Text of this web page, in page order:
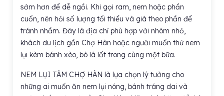
sớm hơn để dễ ngồi. Khi gọi ram, nem hoặc phần
cuốn, nên hỏi số lượng tối thiểu và giá theo phần để
tránh nhầm. Đây là địa chỉ phù hợp với nhóm nhỏ,
khách du lịch gần Chợ Hàn hoặc người muốn thử nem
lụi kèm bánh xèo, bò lá lốt trong cùng một bữa.
NEM LỤI TÂM CHỢ HÀN là lựa chọn lý tưởng cho
những ai muốn ăn nem lụi nóng, bánh tráng dai và